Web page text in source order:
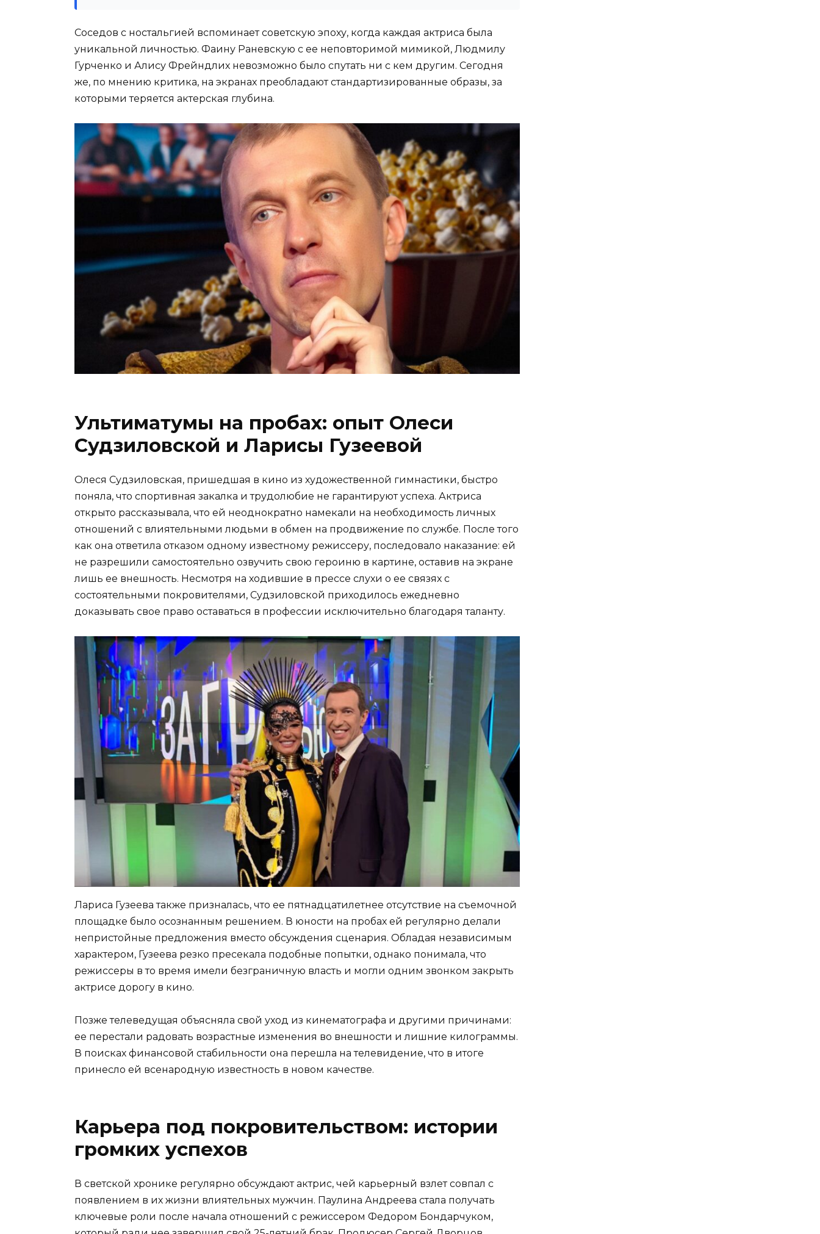
Соседов с ностальгией вспоминает советскую эпоху, когда каждая актриса была
уникальной личностью. Фаину Раневскую с ее неповторимой мимикой, Людмилу
Гурченко и Алису Фрейндлих невозможно было спутать ни с кем другим. Сегодня
же, по мнению критика, на экранах преобладают стандартизированные образы, за
которыми теряется актерская глубина.
Ультиматумы на пробах: опыт Олеси
Судзиловской и Ларисы Гузеевой
Олеся Судзиловская, пришедшая в кино из художественной гимнастики, быстро
поняла, что спортивная закалка и трудолюбие не гарантируют успеха. Актриса
открыто рассказывала, что ей неоднократно намекали на необходимость личных
отношений с влиятельными людьми в обмен на продвижение по службе. После того
как она ответила отказом одному известному режиссеру, последовало наказание: ей
не разрешили самостоятельно озвучить свою героиню в картине, оставив на экране
лишь ее внешность. Несмотря на ходившие в прессе слухи о ее связях с
состоятельными покровителями, Судзиловской приходилось ежедневно
доказывать свое право оставаться в профессии исключительно благодаря таланту.
Лариса Гузеева также призналась, что ее пятнадцатилетнее отсутствие на съемочной
площадке было осознанным решением. В юности на пробах ей регулярно делали
непристойные предложения вместо обсуждения сценария. Обладая независимым
характером, Гузеева резко пресекала подобные попытки, однако понимала, что
режиссеры в то время имели безграничную власть и могли одним звонком закрыть
актрисе дорогу в кино.
Позже телеведущая объясняла свой уход из кинематографа и другими причинами:
ее перестали радовать возрастные изменения во внешности и лишние килограммы.
В поисках финансовой стабильности она перешла на телевидение, что в итоге
принесло ей всенародную известность в новом качестве.
Карьера под покровительством: истории
громких успехов
В светской хронике регулярно обсуждают актрис, чей карьерный взлет совпал с
появлением в их жизни влиятельных мужчин. Паулина Андреева стала получать
ключевые роли после начала отношений с режиссером Федором Бондарчуком,